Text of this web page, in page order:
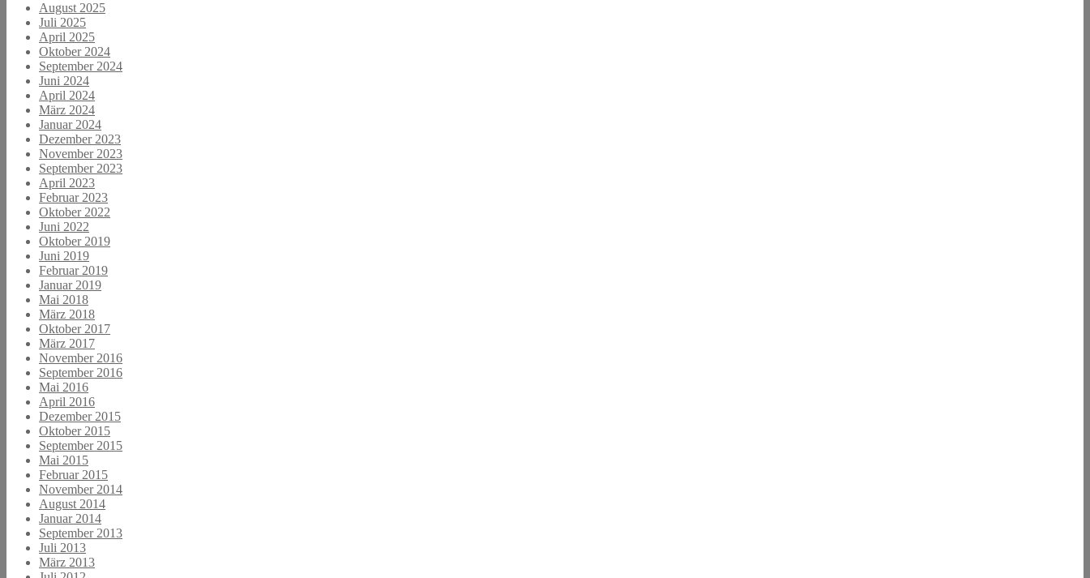
August 2025
Juli 2025
April 2025
Oktober 2024
September 2024
Juni 2024
April 2024
März 2024
Januar 2024
Dezember 2023
November 2023
September 2023
April 2023
Februar 2023
Oktober 2022
Juni 2022
Oktober 2019
Juni 2019
Februar 2019
Januar 2019
Mai 2018
März 2018
Oktober 2017
März 2017
November 2016
September 2016
Mai 2016
April 2016
Dezember 2015
Oktober 2015
September 2015
Mai 2015
Februar 2015
November 2014
August 2014
Januar 2014
September 2013
Juli 2013
März 2013